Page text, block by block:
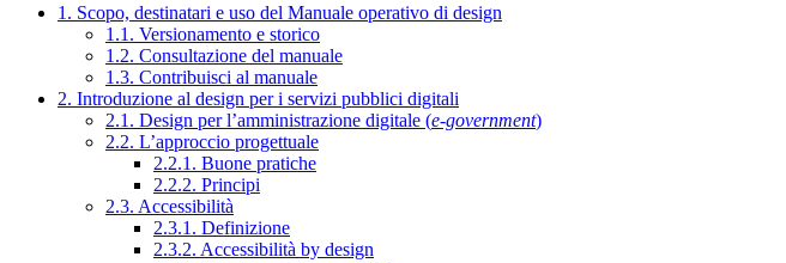
1. Scopo, destinatari e uso del Manuale operativo di design
1.1. Versionamento e storico
1.2. Consultazione del manuale
1.3. Contribuisci al manuale
2. Introduzione al design per i servizi pubblici digitali
2.1. Design per l’amministrazione digitale (e-government)
2.2. L’approccio progettuale
2.2.1. Buone pratiche
2.2.2. Principi
2.3. Accessibilità
2.3.1. Definizione
2.3.2. Accessibilità by design